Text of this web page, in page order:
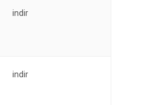
indir
indir